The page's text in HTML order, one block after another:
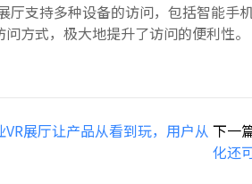
厅支持多种设备的访问，包括智能手
方式，极大地提升了访问的便利性。
VR展厅让产品从看到玩，用户从 下一
化还